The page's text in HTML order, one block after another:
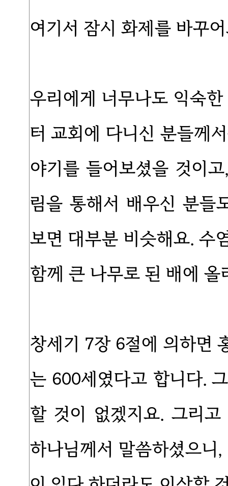
여기서 잠시 화제를 바꾸
우리에게 너무나도 익숙
터 교회에 다니신 분들께
야기를 들어보셨을 것이
림을 통해서 배우신 분들
보면 대부분 비슷해요. 수
함께 큰 나무로 된 배에 올
창세기 7장 6절에 의하면
는 600세였다고 합니다.
할 것이 없겠지요. 그리
하나님께서 말씀하셨으니